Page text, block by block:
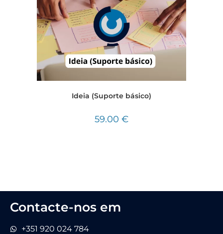
Ideia (Suporte básico)
59.00 €
Contacte-nos em
+351 920 024 784